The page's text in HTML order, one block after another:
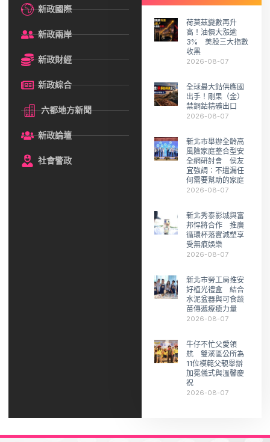
新政國際
新政兩岸
新政財經
新政綜合
六都地方新聞
新政論壇
社會警政
荷莫茲變數再升
高！油價大漲逾
3% 美股三大指數
收黑
2026-08-07
全球最大鈷供應國
出手！剛果（金）
禁銅鈷精礦出口
2026-08-07
新北市舉辦全齡高
風險家庭整合型安
全網研討會 侯友
宜強調：不遺漏任
何需要幫助的家庭
2026-08-07
新北秀泰影城與富
邦悍將合作 推廣
循環杯落實減塑享
受無痕娛樂
2026-08-07
新北市勞工局推安
好植光禮盒 結合
水泥盆器與可食蔬
苗傳遞療癒力量
2026-08-07
牛仔不忙父愛領
航 雙溪區公所為
11位模範父親舉辦
加冕儀式與溫馨慶
祝
2026-08-07